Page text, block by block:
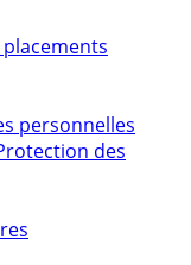
personnelles
des